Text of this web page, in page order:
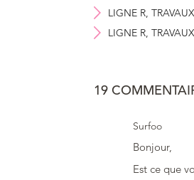
LIGNE R,
LIGNE R,
19
Surfoo
Bonjour,
Est ce que